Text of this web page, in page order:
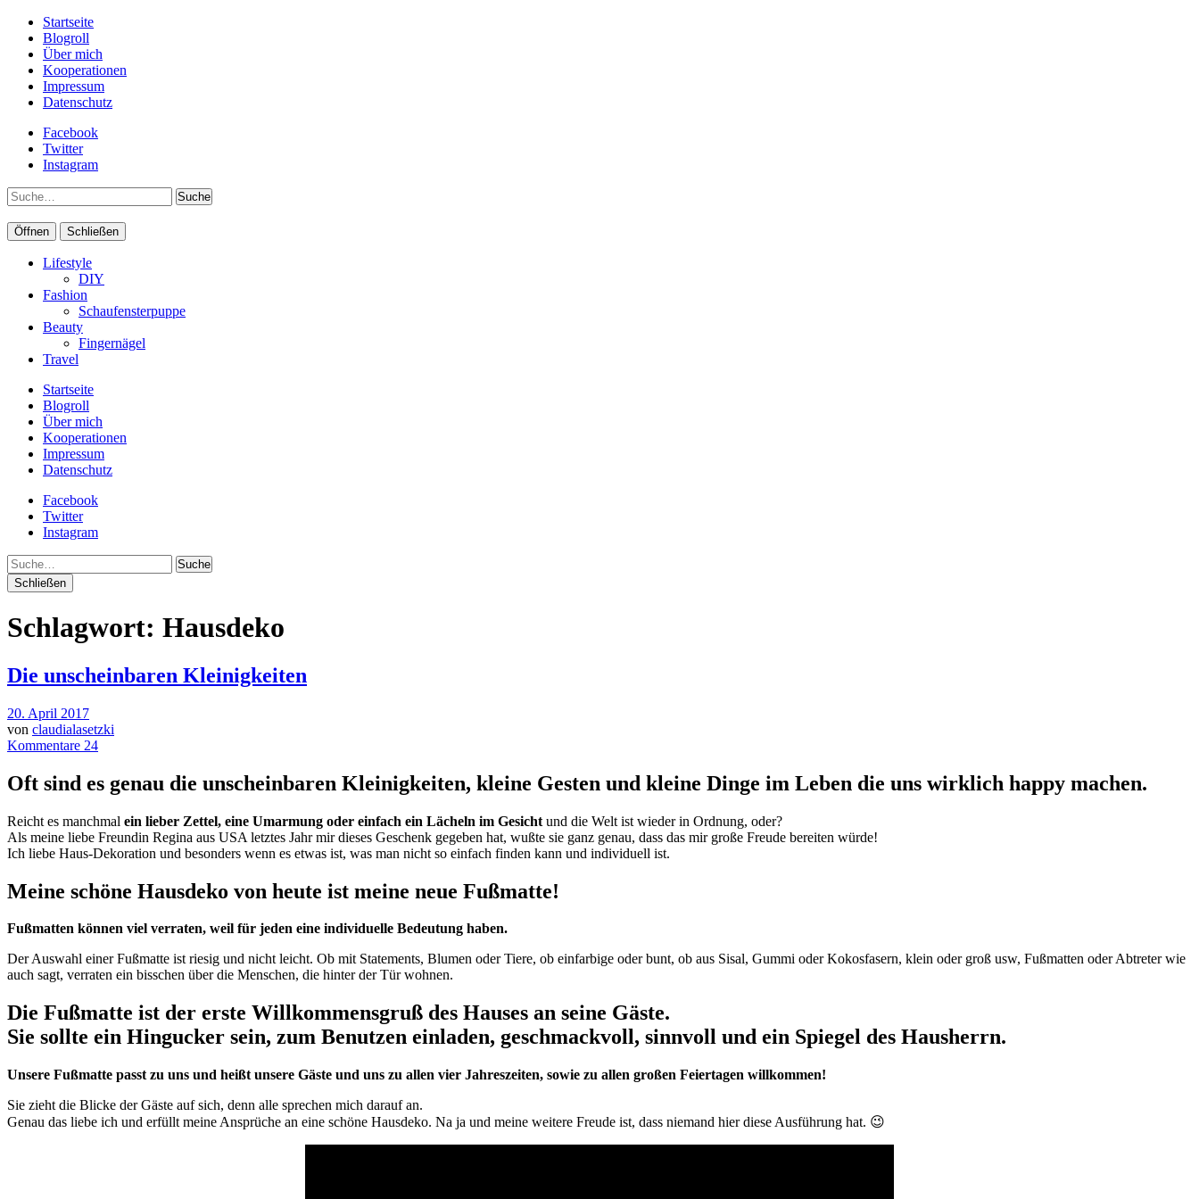
Startseite
Blogroll
Über mich
Kooperationen
Impressum
Datenschutz
Facebook
Twitter
Instagram
Suche
Öffnen Schließen
Lifestyle
DIY
Fashion
Schaufensterpuppe
Beauty
Fingernägel
Travel
Startseite
Blogroll
Über mich
Kooperationen
Impressum
Datenschutz
Facebook
Twitter
Instagram
Suche
Schließen
Schlagwort: Hausdeko
Die unscheinbaren Kleinigkeiten
20. April 2017
von claudialasetzki
Kommentare 24
Oft sind es genau die unscheinbaren Kleinigkeiten, kleine Gesten und kleine Dinge im Leben die uns wirklich happy machen.
Reicht es manchmal ein lieber Zettel, eine Umarmung oder einfach ein Lächeln im Gesicht und die Welt ist wieder in Ordnung, oder?
Als meine liebe Freundin Regina aus USA letztes Jahr mir dieses Geschenk gegeben hat, wußte sie ganz genau, dass das mir große Freude bereiten würde!
Ich liebe Haus-Dekoration und besonders wenn es etwas ist, was man nicht so einfach finden kann und individuell ist.
Meine schöne Hausdeko von heute ist meine neue Fußmatte!
Fußmatten können viel verraten, weil für jeden eine individuelle Bedeutung haben.
Der Auswahl einer Fußmatte ist riesig und nicht leicht. Ob mit Statements, Blumen oder Tiere, ob einfarbige oder bunt, ob aus Sisal, Gummi oder Kokosfasern, klein oder groß usw, Fußmatten oder Abtreter wie
auch sagt, verraten ein bisschen über die Menschen, die hinter der Tür wohnen.
Die Fußmatte ist der erste Willkommensgruß des Hauses an seine Gäste.
Sie sollte ein Hingucker sein, zum Benutzen einladen, geschmackvoll, sinnvoll und ein Spiegel des Hausherrn.
Unsere Fußmatte passt zu uns und heißt unsere Gäste und uns zu allen vier Jahreszeiten, sowie zu allen großen Feiertagen willkommen!
Sie zieht die Blicke der Gäste auf sich, denn alle sprechen mich darauf an.
Genau das liebe ich und erfüllt meine Ansprüche an eine schöne Hausdeko. Na ja und meine weitere Freude ist, dass niemand hier diese Ausführung hat. 😉